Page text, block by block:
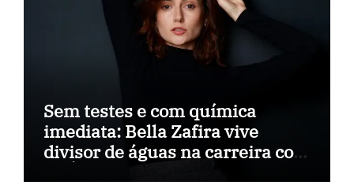
Sem testes e com química
imediata: Bella Zafira vive
divisor de águas na carreira com